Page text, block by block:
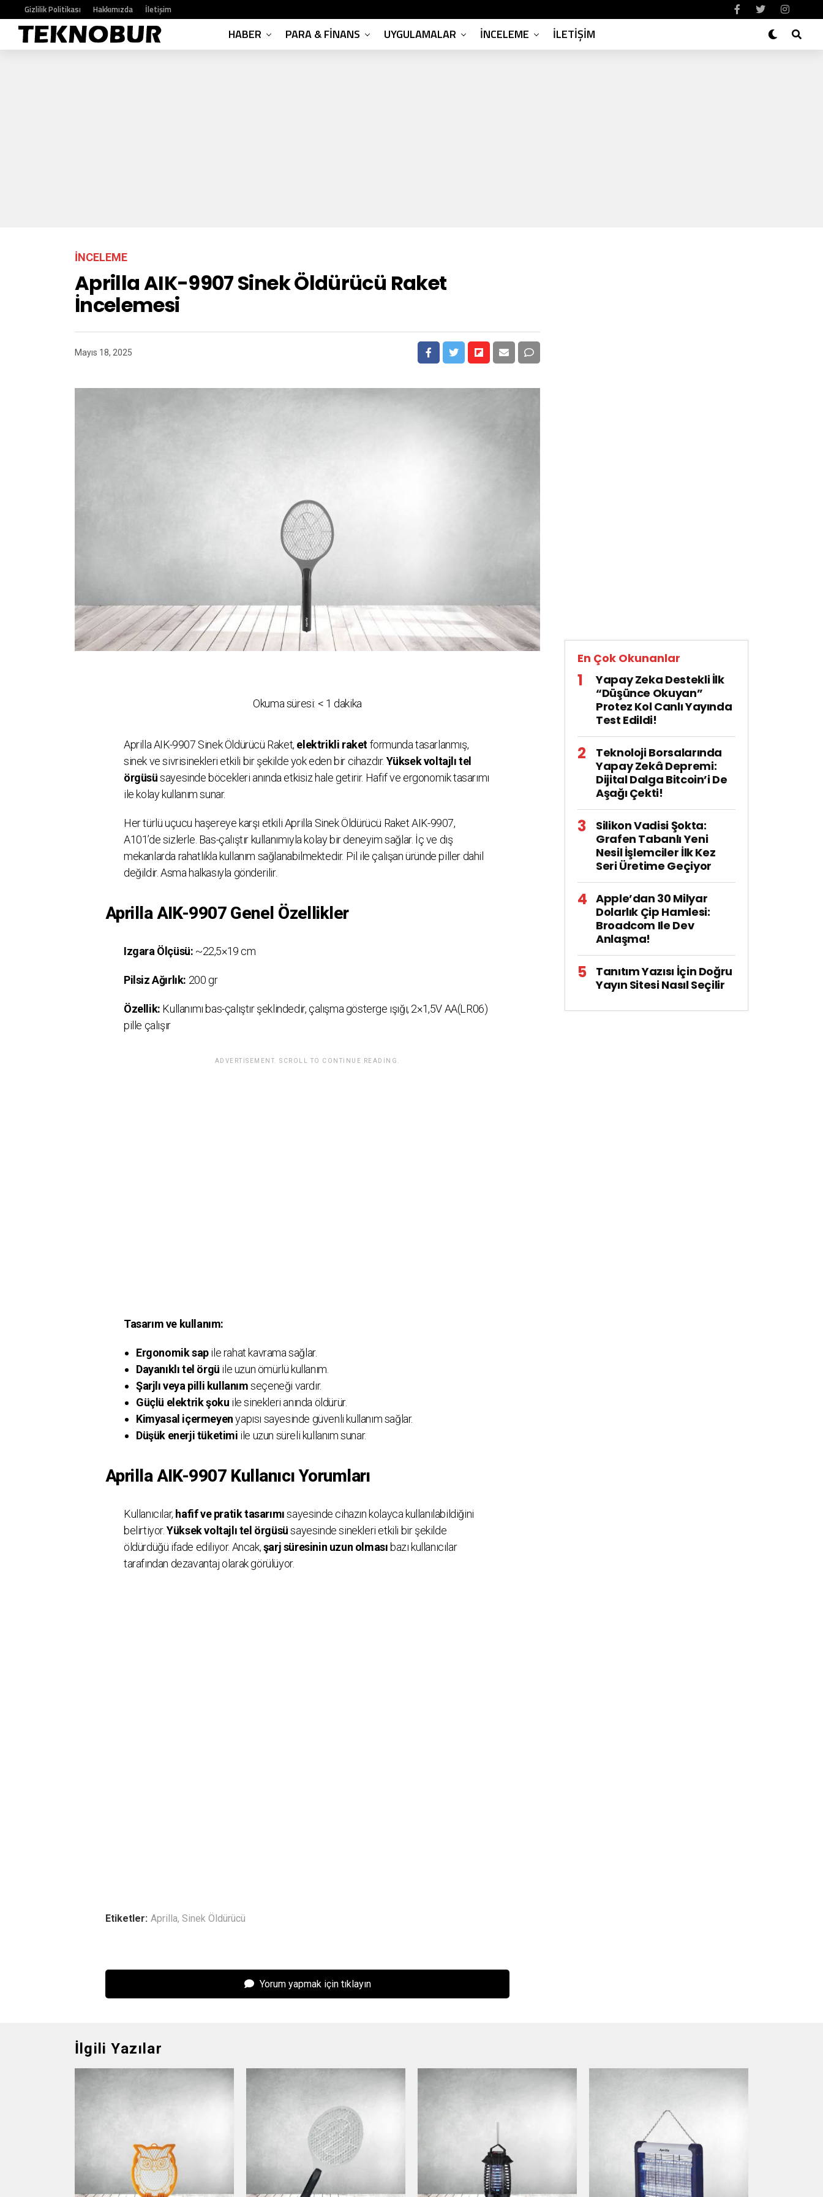
Gizlilik Politikası Hakkımızda İletişim
HABER PARA & FINANS UYGULAMALAR İNCELEME İLETİŞİM
İNCELEME
Aprilla AIK-9907 Sinek Öldürücü Raket
İncelemesi
Mayıs 18, 2025
Okuma süresi: < 1 dakika
Aprilla AIK-9907 Sinek Öldürücü Raket, elektrikli raketformunda tasarlanmış,
sinek ve sivrisinekleri etkili bir şekilde yok eden bir cihazdır. Yüksek voltajlı tel
örgüsüsayesinde böcekleri anında etkisiz hale getirir. Hafif ve ergonomik tasarımı
ile kolay kullanım sunar.
Her türlü uçucu haşereye karşı etkili Aprilla Sinek Öldürücü Raket AIK-9907,
A101’de sizlerle. Bas-çalıştır kullanımıyla kolay bir deneyim sağlar. İç ve dış
mekanlarda rahatlıkla kullanım sağlanabilmektedir. Pil ile çalışan üründe piller dahil
değildir. Asma halkasıyla gönderilir.
Aprilla AIK-9907 Genel Özellikler
Izgara Ölçüsü: ~22,5×19 cm
Pilsiz Ağırlık: 200 gr
Özellik: Kullanımı bas-çalıştır şeklindedir, çalışma gösterge ışığı, 2×1,5V AA(LR06)
pille çalışır
ADVERTISEMENT. SCROLL TO CONTINUE READING.
Tasarım ve kullanım:
Ergonomik sapile rahat kavrama sağlar.
Dayanıklı tel örgü ile uzun ömürlü kullanım.
Şarjlı veya pilli kullanımseçeneği vardır.
Güçlü elektrik şoku ile sinekleri anında öldürür.
Kimyasal içermeyenyapısı sayesinde güvenli kullanım sağlar.
Düşük enerji tüketimi ile uzun süreli kullanım sunar.
Aprilla AIK-9907 Kullanıcı Yorumları
Kullanıcılar, hafif ve pratik tasarımısayesinde cihazın kolayca kullanılabildiğini
belirtiyor.Yüksek voltajlı tel örgüsüsayesinde sinekleri etkili bir şekilde
öldürdüğü ifade ediliyor. Ancak,şarj süresinin uzun olmasıbazı kullanıcılar
tarafından dezavantaj olarak görülüyor.
Etiketler: Aprilla, Sinek Öldürücü
Yorum yapmak için tıklayın
En Çok Okunanlar
Yapay Zeka Destekli İlk
“Düşünce Okuyan”
Protez Kol Canlı Yayında
Test Edildi!
Teknoloji Borsalarında
Yapay Zekâ Depremi:
Dijital Dalga Bitcoin’i De
Aşağı Çekti!
Silikon Vadisi Şokta:
Grafen Tabanlı Yeni
Nesil İşlemciler İlk Kez
Seri Üretime Geçiyor
Apple’dan 30 Milyar
Dolarlık Çip Hamlesi:
Broadcom Ile Dev
Anlaşma!
Tanıtım Yazısı İçin Doğru
Yayın Sitesi Nasıl Seçilir
İlgili Yazılar